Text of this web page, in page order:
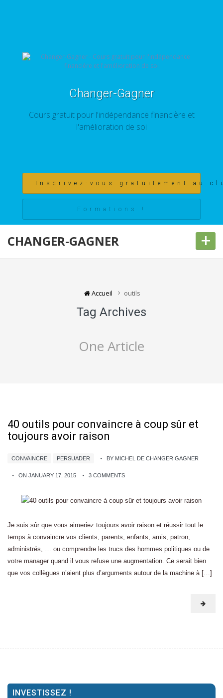
Changer-Gagner
Cours gratuit pour l'indépendance financière et
l'amélioration de soi
Inscrivez-vous gratuitement au
Formations !
CHANGER-GAGNER +
Accueil outils
Tag Archives
One Article
40 outils pour convaincre à coup sûr et
toujours avoir raison
CONVAINCRE PERSUADER BY MICHEL DE CHANGER GAGNER
ON JANUARY 17, 2015 3 COMMENTS
Je suis sûr que vous aimeriez toujours avoir raison et réussir tout le
temps à convaincre vos clients, parents, enfants, amis, patron,
administrés, … ou comprendre les trucs des hommes politiques ou de
votre manager quand il vous refuse une augmentation. Ce serait bien
que vos collègues n’aient plus d’arguments autour de la machine à […]
INVESTISSEZ !